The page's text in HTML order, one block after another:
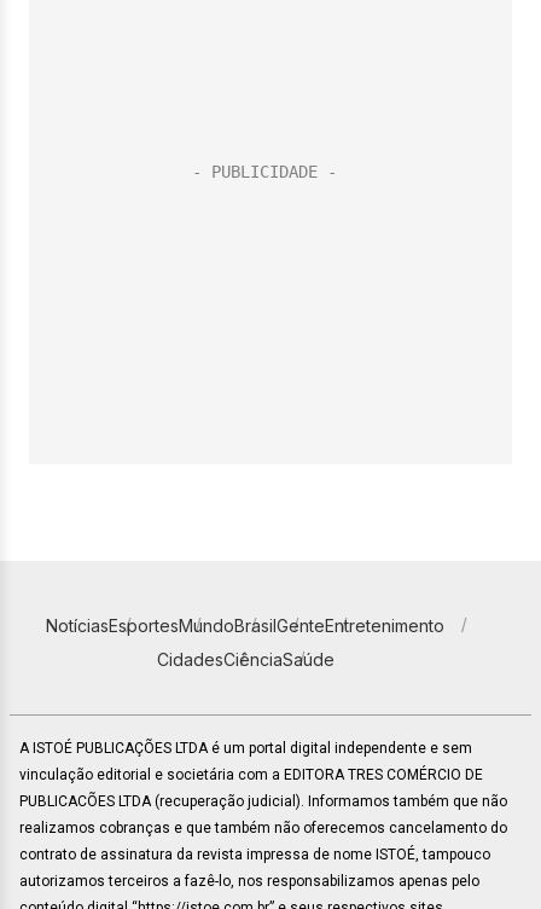
NotíciasEsportesMundoBrasilGenteEntretenimento
CidadesCiênciaSaúde
A ISTOÉ PUBLICAÇÕES LTDA é um portal digital independente e sem
vinculação editorial e societária com a EDITORA TRES COMÉRCIO DE
PUBLICACÕES LTDA (recuperação judicial). Informamos também que não
realizamos cobranças e que também não oferecemos cancelamento do
contrato de assinatura da revista impressa de nome ISTOÉ, tampouco
autorizamos terceiros a fazê-lo, nos responsabilizamos apenas pelo